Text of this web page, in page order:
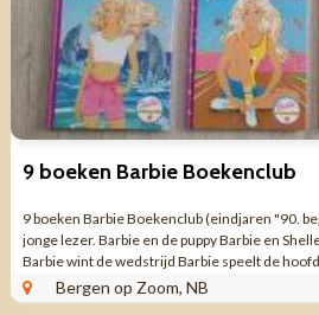
9 boeken Barbie Boekenclub
9 boeken Barbie Boekenclub (eindjaren "90.
jonge lezer. Barbie en de puppy Barbie en
Barbie wint de wedstrijd Barbie speelt de
als ...
Bergen op Zoom, NB